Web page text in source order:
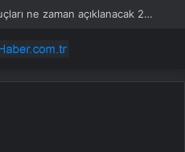
YKS açıklandı mı? YKS sonuçları ne zaman açıklanacak 2026?